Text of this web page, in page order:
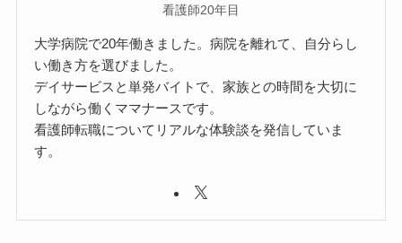
看護師20年目
大学病院で20年働きました。病院を離れて、自分らし
い働き方を選びました。
デイサービスと単発バイトで、家族との時間を大切に
しながら働くママナースです。
看護師転職についてリアルな体験談を発信していま
す。